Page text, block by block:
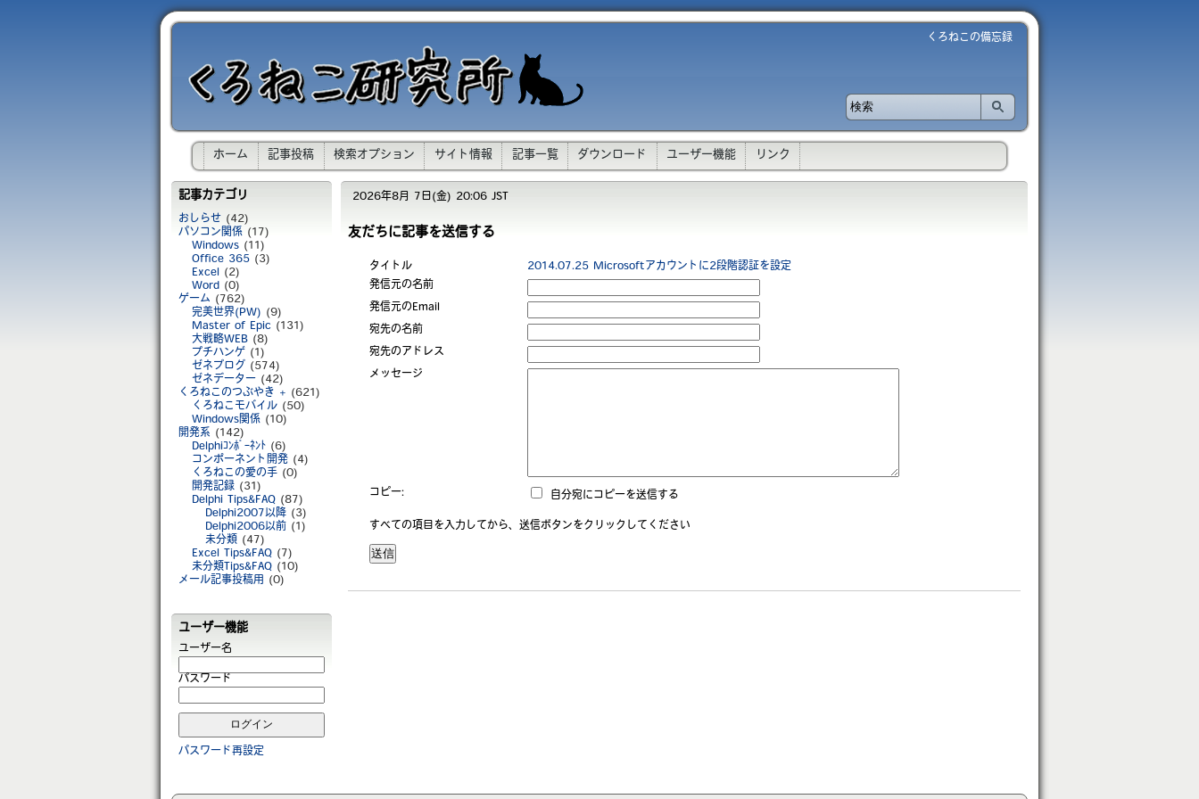
くろねこの備忘録
ホーム 記事投稿 検索オプション サイト情報 記事一覧 ダウンロード ユーザー機能 リンク
記事カテゴリ
おしらせ (42)
パソコン関係 (17)
Windows (11)
Office 365 (3)
Excel (2)
Word (0)
ゲーム (762)
完美世界(PW) (9)
Master of Epic (131)
大戦略WEB (8)
プチハンゲ (1)
ゼネブログ
(574)
ゼネデーター (42)
くろねこのつぶやき + (621)
くろねこモバイル (50)
Windows関係 (10)
開発系 (142)
Delphiｺﾝﾎﾟｰﾈﾝﾄ (6)
コンポーネント開発 (4)
くろねこの愛の手 (0)
開発記録 (31)
Delphi Tips&FAQ (87)
Delphi2007以降 (3)
Delphi2006以前 (1)
未分類 (47)
Excel Tips&FAQ (7)
未分類Tips&FAQ (10)
メール記事投稿用
(0)
ユーザー機能
ユーザー名
パスワード
パスワード再設定
2026年8月 7日(金) 20:06 JST
友だちに記事を送信する
タイトル
2014.07.25 Microsoftアカウントに2段階認証を設定
発信元の名前
発信元のEmail
宛先の名前
宛先のアドレス
メッセージ
コピー: 自分宛にコピーを送信する
すべての項目を入力してから、送信ボタンをクリックしてください